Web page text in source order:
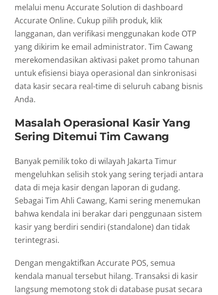
melalui menu Accurate Solution di dashboard
Accurate Online. Cukup pilih produk, klik
langganan, dan verifikasi menggunakan kode OTP
yang dikirim ke email administrator. Tim Cawang
merekomendasikan aktivasi paket promo tahunan
untuk efisiensi biaya operasional dan sinkronisasi
data kasir secara real-time di seluruh cabang bisnis
Anda.
Masalah Operasional Kasir Yang
Sering Ditemui Tim Cawang
Banyak pemilik toko di wilayah Jakarta Timur
mengeluhkan selisih stok yang sering terjadi antara
data di meja kasir dengan laporan di gudang.
Sebagai Tim Ahli Cawang, Kami sering menemukan
bahwa kendala ini berakar dari penggunaan sistem
kasir yang berdiri sendiri (standalone) dan tidak
terintegrasi.
Dengan mengaktifkan Accurate POS, semua
kendala manual tersebut hilang. Transaksi di kasir
langsung memotong stok di database pusat secara